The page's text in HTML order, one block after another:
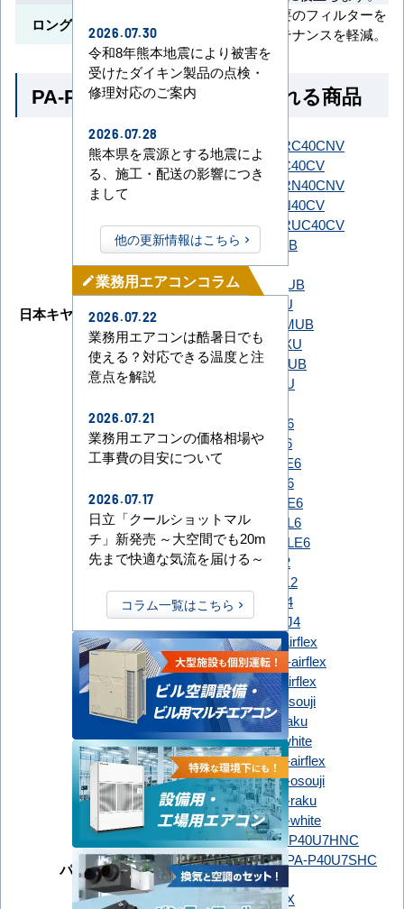
ロングライフフィルター
長期間交換不要のフィルターを
採用し、メンテナンスを軽減。
PA-P40U7HB とよく比較される商品
ダイキン
SZRC40CNT
SZRC40CNV
SZRC40CTSZRC40CV
SZRN40CNT
SZRN40CNV
SZRN40CV
SZRUC40CT
SZRUC40CV
日本キヤリア（旧：東芝）
GUSA040131MUB
GUSA040131XU
GUSA04013J1MUB
GUSA04013J1XU
GUSA04013JP1MUB
GUSA04013JP1XU
GUSA04013P1MUB
GUSA04013P1XU
PLZ-ERMP40HE6
PLZ-ERMP40HL6
PLZ-ERMP40HLE6
PLZ-ERMP40SH6
PLZ-ERMP40SHE6
PLZ-ERMP40SHL6
PLZ-ERMP40SHLE6
日立
RCI-GP40RSH12
RCI-GP40RSHJ12
RCIC-GP40RSH4
RCIC-GP40RSHJ4
FDTCV406H6S-airflex
FDTCV406HK6S-airflex
FDTV406H6SA-airflex
FDTV406H6SA-osouji
FDTV406H6SA-raku
FDTV406H6SA-white
FDTV406HK6SA-airflex
FDTV406HK6SA-osouji
FDTV406HK6SA-raku
FDTV406HK6SA-white
パナソニック
PA-P40U7HCPA-P40U7HNC
PA-P40U7HNCX PA-P40U7SHC
PA-P40U7SHNC
PA-P40U7SHNCX
2026.07.30
令和8年熊本地震により被害を
受けたダイキン製品の点検・
修理対応のご案内
2026.07.28
熊本県を震源とする地震によ
る、施工・配送の影響につき
まして
他の更新情報はこちら
mode_edit業務用エアコンコラム
2026.07.22
業務用エアコンは酷暑日でも
使える？対応できる温度と注
意点を解説
2026.07.21
業務用エアコンの価格相場や
工事費の目安について
2026.07.17
日立「クールショットマル
チ」新発売 ～大空間でも20m
先まで快適な気流を届ける～
コラム一覧はこちら